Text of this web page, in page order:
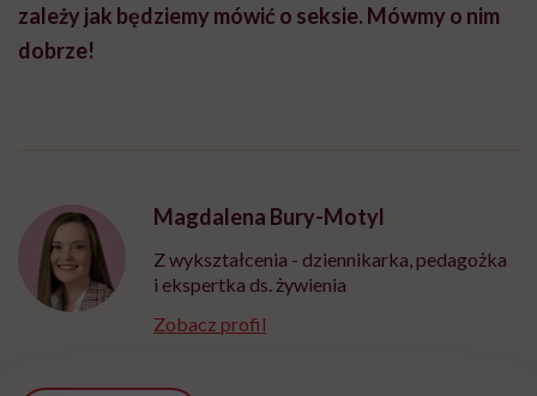
zależy jak będziemy mówić o seksie. Mówmy o nim
dobrze!
Magdalena Bury-Motyl
Z wykształcenia - dziennikarka, pedagożka
i ekspertka ds. żywienia
Zobacz profil